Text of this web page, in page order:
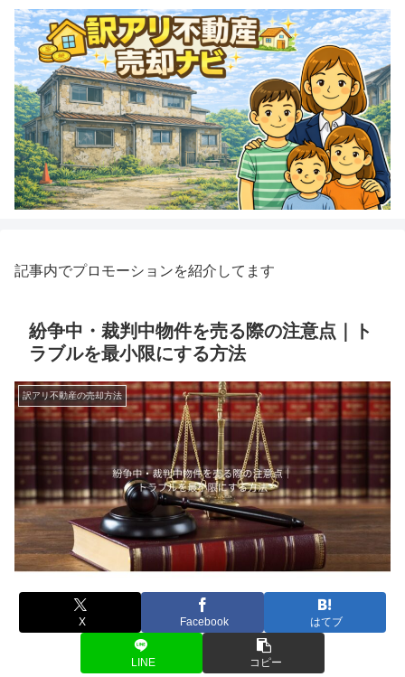
記事内でプロモーションを紹介してます
紛争中・裁判中物件を売る際の注意点｜ト
ラブルを最小限にする方法
訳アリ不動産の売却方法
X Facebook はてブ
LINE コピー